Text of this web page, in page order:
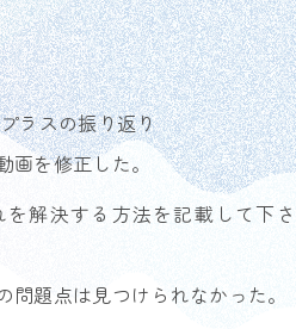
ラスの振り返り
を修正した。
解決する方法を記載して下さ
題点は見つけられなかった。